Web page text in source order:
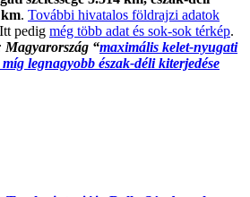
. További hivatalos földrajzi adatok
pedig még több adat és sok-sok térkép.
Magyarország “maximális kelet-nyugati
míg legnagyobb észak-déli kiterjedése